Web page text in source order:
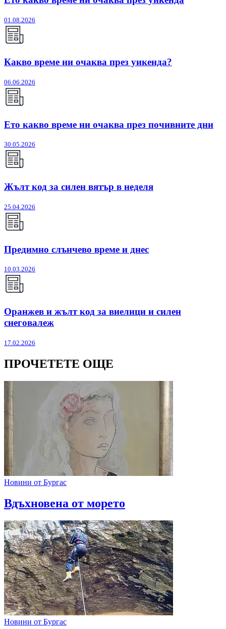
01.08.2026
Какво време ни очаква през уикенда?
06.06.2026
Ето какво време ни очаква през почивните дни
30.05.2026
Жълт код за силен вятър в неделя
25.04.2026
Предимно слънчево време и днес
10.03.2026
Оранжев и жълт код за виелици и силен
снеговалеж
17.02.2026
ПРОЧЕТЕТЕ ОЩЕ
Новини от Бургас
Вдъхновена от морето
Новини от Бургас